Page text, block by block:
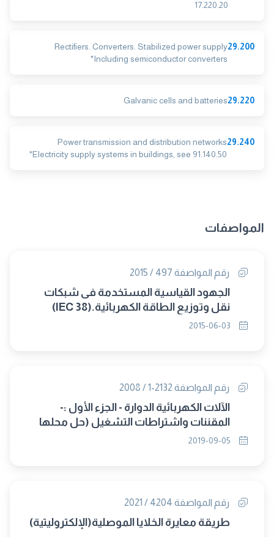
17.220.20
29.200
Rectifiers. Converters. Stabilized power supply
*Including semiconductor converters
29.220
Galvanic cells and batteries
29.240
Power transmission and distribution networks
*Electricity supply systems in buildings, see 91.140.50
المواصفات
رقم المواصفة 497 / 2015
الجهود القياسية المستخدمة فى شبكات
نقل وتوزيع الطاقة الكهربائية.(IEC 38)
رقم المواصفة 2132-1 / 2008
الآلات الكهربائية الدوارة - الجزء الأول :-
المقننات واشتراطات التشغيل (حل محلها
8268/2019)
رقم المواصفة 4204 / 2021
طريقة معايرة الخلايا الموصلية(الإلكتروليتية)